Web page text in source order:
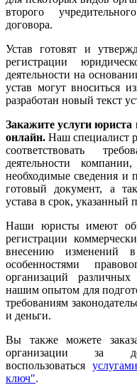
второго
договора.
Устав готовят и
регистрации
деятельности на
устав могут вноситься
разработан новый текст
Закажите услуги юриста
онлайн. Наш специалист
соответствовать
деятельности
необходимые сведения и
готовый документ, а
устава в срок, указанный
Наши юристы имеют
регистрации
внесению
особенностями
организаций
нашим опытом для
требованиям
и деньги.
Вы также можете
организации за
воспользоваться
ключ".